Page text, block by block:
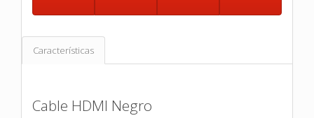
Características
Cable HDMI Negro